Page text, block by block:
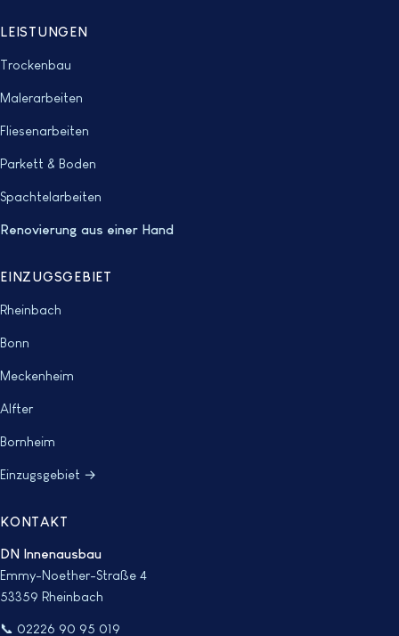
LEISTUNGEN
Trockenbau
Malerarbeiten
Fliesenarbeiten
Parkett & Boden
Spachtelarbeiten
Renovierung aus einer Hand
EINZUGSGEBIET
Rheinbach
Bonn
Meckenheim
Alfter
Bornheim
Einzugsgebiet →
KONTAKT
DN Innenausbau
Emmy-Noether-Straße 4
53359 Rheinbach
📞 02226 90 95 019